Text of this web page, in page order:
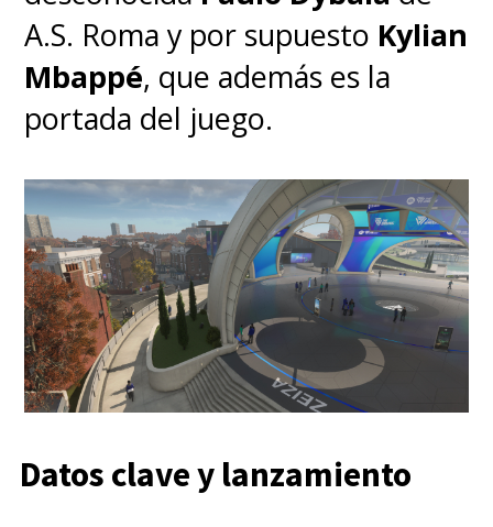
A.S. Roma y por supuesto Kylian
Mbappé, que además es la
portada del juego.
Datos clave y lanzamiento